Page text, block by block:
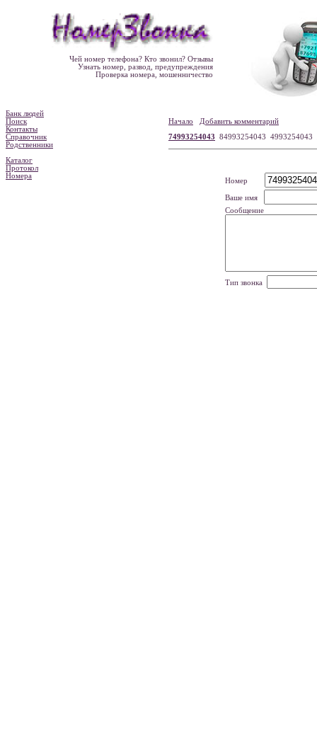
Чей номер телефона? Кто звонил? Отзывы
Узнать номер, развод, предупреждения
Проверка номера, мошенничество
Банк людей
Поиск
Контакты
Справочник
Родственники
Каталог
Протокол
Номера
Начало
Добавить комментарий
74993254043 84993254043 4993254043
Номер
Ваше имя
Сообщение
Тип звонка